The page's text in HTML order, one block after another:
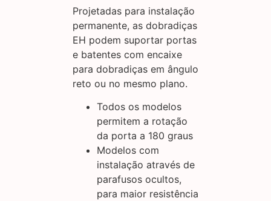
Projetadas para instalação
permanente, as dobradiças
EH podem suportar portas
e batentes com encaixe
para dobradiças em ângulo
reto ou no mesmo plano.
Todos os modelos
permitem a rotação
da porta a 180 graus
Modelos com
instalação através de
parafusos ocultos,
para maior resistência